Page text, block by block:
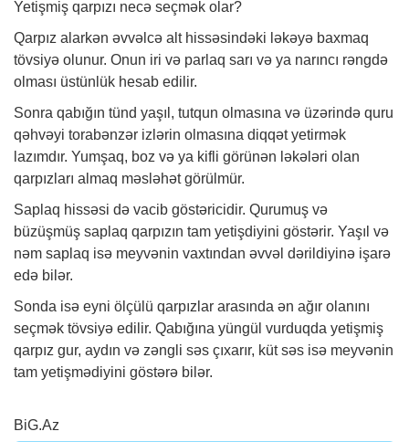
Yetişmiş qarpızı necə seçmək olar?
Qarpız alarkən əvvəlcə alt hissəsindəki ləkəyə baxmaq
tövsiyə olunur. Onun iri və parlaq sarı və ya narıncı rəngdə
olması üstünlük hesab edilir.
Sonra qabığın tünd yaşıl, tutqun olmasına və üzərində quru
qəhvəyi torabənzər izlərin olmasına diqqət yetirmək
lazımdır. Yumşaq, boz və ya kifli görünən ləkələri olan
qarpızları almaq məsləhət görülmür.
Saplaq hissəsi də vacib göstəricidir. Qurumuş və
büzüşmüş saplaq qarpızın tam yetişdiyini göstərir. Yaşıl və
nəm saplaq isə meyvənin vaxtından əvvəl dərildiyinə işarə
edə bilər.
Sonda isə eyni ölçülü qarpızlar arasında ən ağır olanını
seçmək tövsiyə edilir. Qabığına yüngül vurduqda yetişmiş
qarpız gur, aydın və zəngli səs çıxarır, küt səs isə meyvənin
tam yetişmədiyini göstərə bilər.
BiG.Az